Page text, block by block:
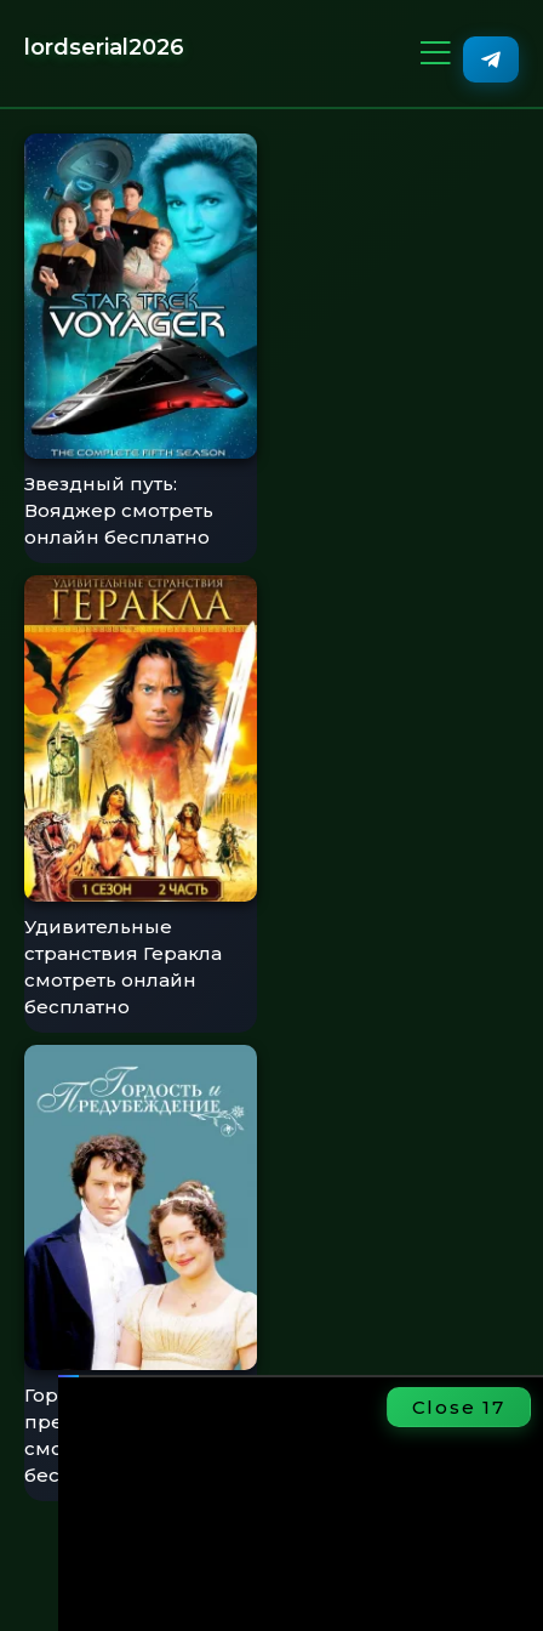
lordserial2026
Звездный путь:
Вояджер смотреть
онлайн бесплатно
Удивительные
странствия Геракла
смотреть онлайн
бесплатно
Гордость и
предубеждение
смотреть онлайн
бесплатно
Close17